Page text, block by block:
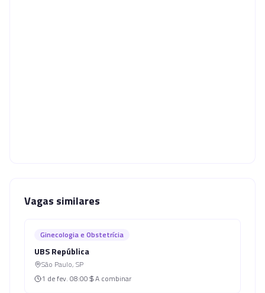
Vagas similares
Ginecologia e Obstetrícia
UBS República
São Paulo, SP
1 de fev. 08:00 A combinar